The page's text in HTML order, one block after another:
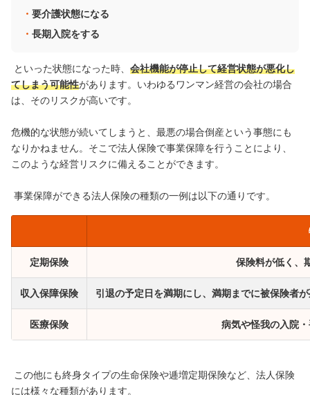
要介護状態になる
長期入院をする
といった状態になった時、 会社機能が停止して経営状態が悪化し
てしまう可能性があります。いわゆるワンマン経営の会社の場合
は、そのリスクが高いです。
危機的な状態が続いてしまうと、最悪の場合倒産という事態にも
なりかねません。そこで法人保険で事業保障を行うことにより、
このような経営リスクに備えることができます。
事業保障ができる法人保険の種類の一例は以下の通りです。
定期保険 保険料が低く、
収入保障保険 引退の予定日を満期にし、満期までに被保険者
医療保険 病気や怪我の入院
この他にも終身タイプの生命保険や逓増定期保険など、法人保険
には様々な種類があります。